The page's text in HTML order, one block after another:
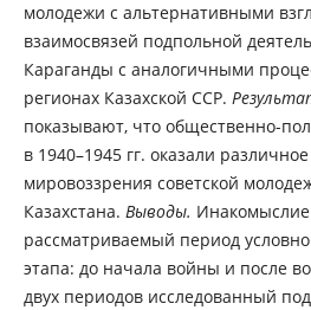
молодежи с альтернативными
взаимосвязей подпольной
Караганды с аналогичными
регионах Казахской ССР.
показывают, что общественно-
в 1940–1945 гг. оказали
мировоззрения советской
Казахстана. Выводы.
рассматриваемый период
этапа: до начала войны и после
двух периодов исследованный